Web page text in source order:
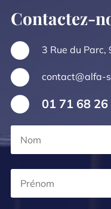
Contactez-
3 Rue du
contact@alfa-
01 71 68 26